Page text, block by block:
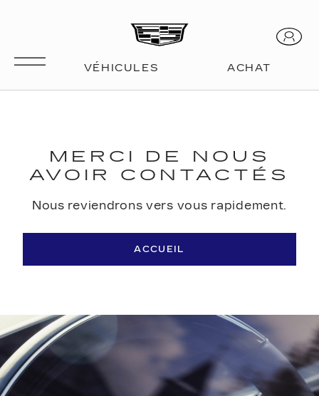
MERCI DE NOUS
AVOIR CONTACTÉS
Nous reviendrons vers vous rapidement.
ACCUEIL